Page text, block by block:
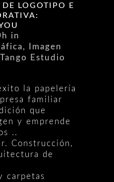
DE LOGOTIPO E
in
,
Imagen
Tango Estudio
la papelería
familiar
que
y emprende
..
Construcción,
de
carpetas